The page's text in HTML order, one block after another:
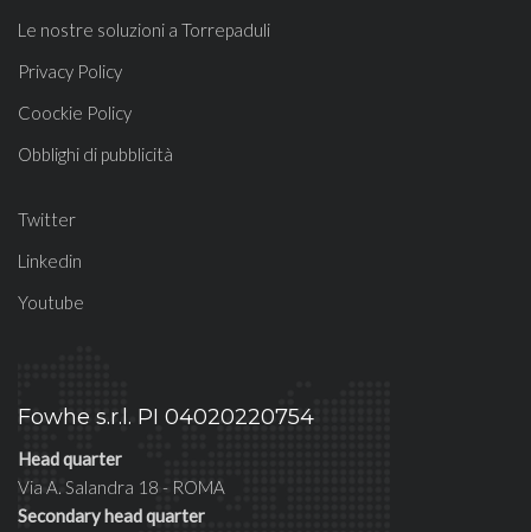
Le nostre soluzioni a Torrepaduli
Privacy Policy
Coockie Policy
Obblighi di pubblicità
Twitter
Linkedin
Youtube
Fowhe s.r.l. PI 04020220754
Head quarter
Via A. Salandra 18 - ROMA
Secondary head quarter